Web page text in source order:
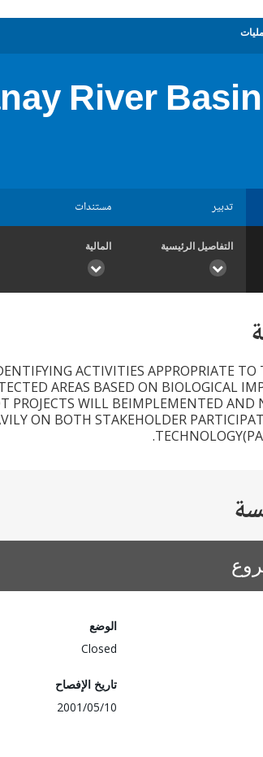
River
تدبير مستندات
التفاصيل الرئيسية المالية
ACTIVITIES APPROPRIATE TO
AREAS BASED ON BIOLOGICAL
PROJECTS WILL BEIMPLEMENTED AND
ON BOTH STAKEHOLDER
الوضع
Closed
تاريخ الإفصاح
2001/05/10